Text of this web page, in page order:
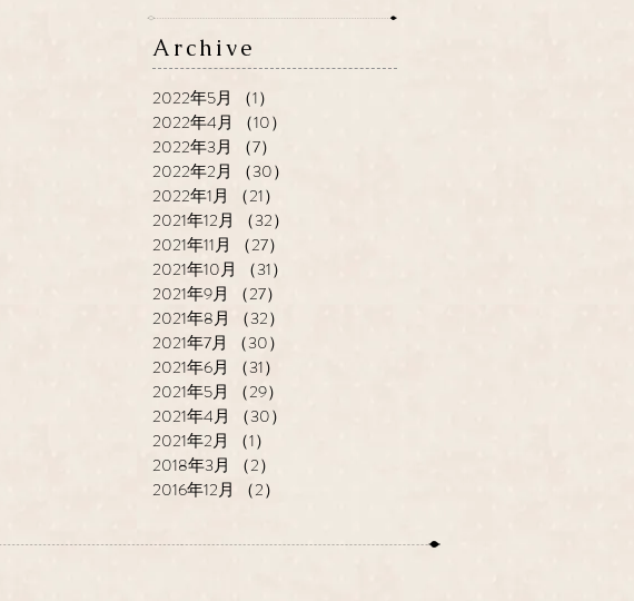
Archive
2022年5月 （1）
2022年4月
（10）
2022年3月
（7）
2022年2月
（30）
2022年1月
（21）
2021年12月
（32）
2021年11月
（27）
2021年10月
（31）
2021年9月
（27）
2021年8月
（32）
2021年7月
（30）
2021年6月
（31）
2021年5月
（29）
2021年4月
（30）
2021年2月
（1）
2018年3月
（2）
2016年12月
（2）